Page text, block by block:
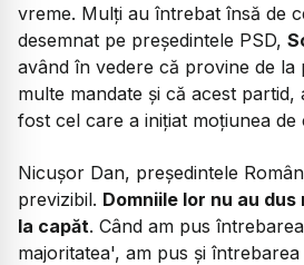
vreme. Mulți au întrebat însă de
desemnat pe președintele PSD,
având în vedere că provine de la
multe mandate și că acest partid,
fost cel care a inițiat moțiunea de
Nicușor Dan, președintele
previzibil. Domniile lor nu au
la capăt. Când am pus
majoritatea', am pus și